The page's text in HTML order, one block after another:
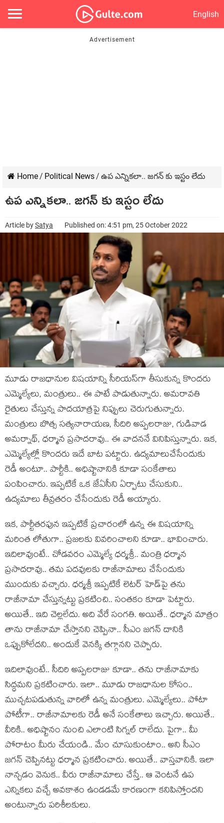
English
Home/ Political News/ ఉప ఎన్నికలా.. జగన్ కు ఇస్టం లేదు
ఉప ఎన్నికలా.. జగన్ కు ఇస్టం లేదు
Article bySatya Published on: 4:51 pm, 25 October 2022
మూడు రాజ‌ధానుల విష‌యాన్ని సీరియ‌స్‌గా తీసుకున్న కొంద‌రు
ఎమ్మెల్యేలు, మంత్రులు.. ఈ పాటే పాడుతున్నారు. అమ‌రావ‌తి
రైతులు చేస్తున్న పాద‌యాత్ర‌పై నిప్పులు చెరుగుతున్నారు.
మంత్రులు బొత్స స‌త్య‌నారాయ‌ణ‌, సీదిరి అప్ప‌ల‌రాజు, గుడివాడ
అమ‌ర్నాథ్‌, ధ‌ర్మాన ప్ర‌సాద‌రావు.. ఈ వాద‌న‌నే వినిపిస్తున్నారు. ఇక‌,
ఎమ్మెల్యేల్లో కొంద‌రు ఇదే బాట ప‌ట్టారు. ఉద్య‌మాలుచేసేందుకు
రెడీ అంటూ.. పార్టీకి.. అధిష్టానానికి కూడా సంకేతాలు
పంపించారు. ఇప్ప‌టికే ఒక జేఏసీని ఏర్పాటు చేసుకుని..
ఉద్య‌మాలు తీవ్ర‌త‌రం చేసేందుకు రెడీ అయ్యారు.
ఇక‌, పార్టీత‌ర‌ఫున ఇప్ప‌టికే ప్ర‌చారంలో ఉన్న ఈ విష‌యాన్ని
మ‌రింత లోతుగా.. ప్ర‌జ‌ల‌కు వివ‌రించాల‌ని కూడా.. భావించారు.
ఇదిలావుంటే.. చోడ‌వ‌రం ఎమ్మెల్యే ధ‌ర్మ‌శ్రీ.. మంత్రి ధ‌ర్మాన
ప్ర‌సాద‌రావు.. త‌మ ప‌ద‌వుల‌కు రాజీనామాలు చేసేందుకు
ముందుకు వ‌చ్చారు. ధ‌ర్మ‌శ్రీ ఇప్ప‌టికే లెట‌ర్ హెడ్‌పై త‌ను
రాజీనామా చేస్తున్న‌ట్టు ప్ర‌క‌టించి.. సంత‌కం కూడా పెట్టారు.
అయితే.. ఇది చెల్ల‌లేదు. అది వేరే సంగ‌తి. అయితే.. ధ‌ర్మాన మాత్రం
తాను రాజీనామా చేస్తాన‌ని చెప్పినా.. సీఎం జగ‌న్ దానికి
ఒప్పుకోలేద‌ని.. అందుకే వెన‌క్కి త‌గ్గాన‌ని చెప్పారు.
ఇదిలావుంటే.. సీదిరి అప్ప‌ల‌రాజు కూడా.. త‌ను రాజీనామాకు
సిద్ధ‌మ‌ని ప్ర‌క‌టించారు. ఇలా.. మూడు రాజ‌ధానుల కోసం..
ముచ్చ‌ట‌ప‌డుతున్న వారిలో ఉన్న మంత్రులు. ఎమ్మెల్యేలు.. పోటా
పోటీగా.. రాజీనామాల‌కు రెడీ అనే సంకేతాలు ఇచ్చారు. అయితే..
వీరికి.. అధిష్టానం నుంచి ఎలాంటి సిగ్న‌ల్ రాలేదు. పైగా.. మీ
పోరాటం మీరు చేయండి.. మేం చూసుకుంటాం.. అని సీఎం
జ‌గ‌న్ చెప్పిన‌ట్టు ధ‌ర్మాన ప్ర‌క‌టించారు. అయితే.. వాస్త‌వానికి. ఇలా
నాన్చ‌డం వెనుక‌.. వీరు రాజీనామాలు చేస్తే.. ఆ వెంట‌నే ఉప
ఎన్నిక‌లు వ‌చ్చే అవ‌కాశం ఉండ‌డ‌మే కార‌ణంగా క‌నిపిస్తోంద‌ని
అంటున్నారు ప‌రిశీల‌కులు.